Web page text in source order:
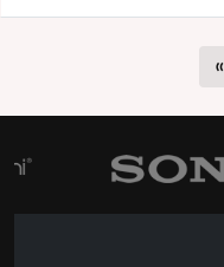
»